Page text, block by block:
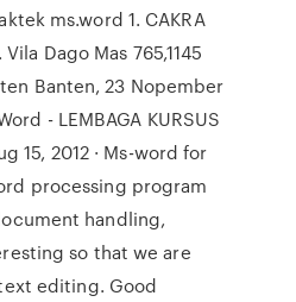
ms.word 1. CAKRA
Vila Dago Mas 765,1145
Banten, 23 Nopember
- LEMBAGA KURSUS
15, 2012 · Ms-word for
processing program
handling,
so that we are
editing. Good